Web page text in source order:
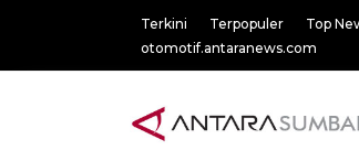
Terkini Terpopuler Top
otomotif.antaranews.com